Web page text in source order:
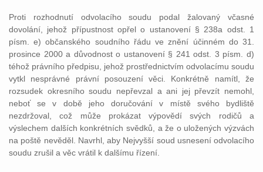
Proti rozhodnutí odvolacího soudu podal žalovaný včasné
dovolání, jehož přípustnost opřel o ustanovení § 238a odst. 1
písm. e) občanského soudního řádu ve znění účinném do 31.
prosince 2000 a důvodnost o ustanovení § 241 odst. 3 písm. d)
téhož právního předpisu, jehož prostřednictvím odvolacímu soudu
vytkl nesprávné právní posouzení věci. Konkrétně namítl, že
rozsudek okresního soudu nepřevzal a ani jej převzít nemohl,
neboť se v době jeho doručování v místě svého bydliště
nezdržoval, což může prokázat výpovědí svých rodičů a
výslechem dalších konkrétních svědků, a že o uložených výzvách
na poště nevěděl. Navrhl, aby Nejvyšší soud usnesení odvolacího
soudu zrušil a věc vrátil k dalšímu řízení.